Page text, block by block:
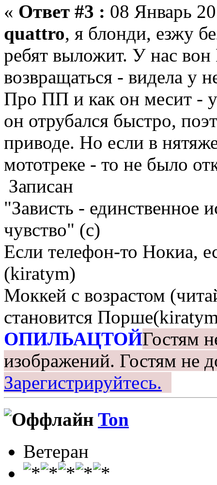
« Ответ #3 : 08 Январь
quattro, я блонди, езжу
ребят выложит. У нас
возвращаться - видела у
Про ПП и как он месит -
он отрубался быстро,
приводе. Но если в
мототреке - то не было
Записан
"Зависть - единственное
чувство" (с)
Если телефон-то Нокиа,
(kiratym)
Моккей с возрастом
становится
ОПИЛЬАЦТОЙГостям
изображений. Гостям не
Зарегистрируйтесь.
Ton
Ветеран